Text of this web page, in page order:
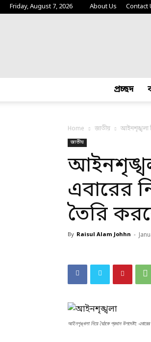
Friday, August 7, 2026 About Us Contact
প্রচ্ছদ
Home জাতীয় আইনশৃঙ্খলা
জাতীয়
এবারের
তৈরি
By Raisul Alam Johhn -
আইনশৃঙ্খলা নিয়ে বৈঠকে প্রধান উপদেষ্টা: